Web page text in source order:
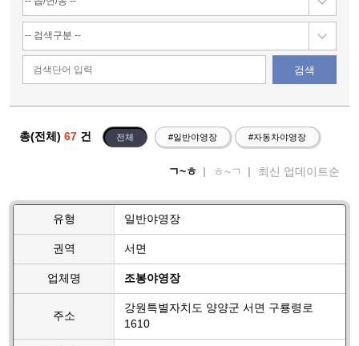
검색
총(전체) 67 건 전체 #일반야영장 #자동차야영장
ㄱ~ㅎ ㅎ~ㄱ 최신 업데이트순
유형 일반야영장
권역 서면
업체명 조봉야영장
주소
강원특별자치도 양양군 서면 구룡령로
1610